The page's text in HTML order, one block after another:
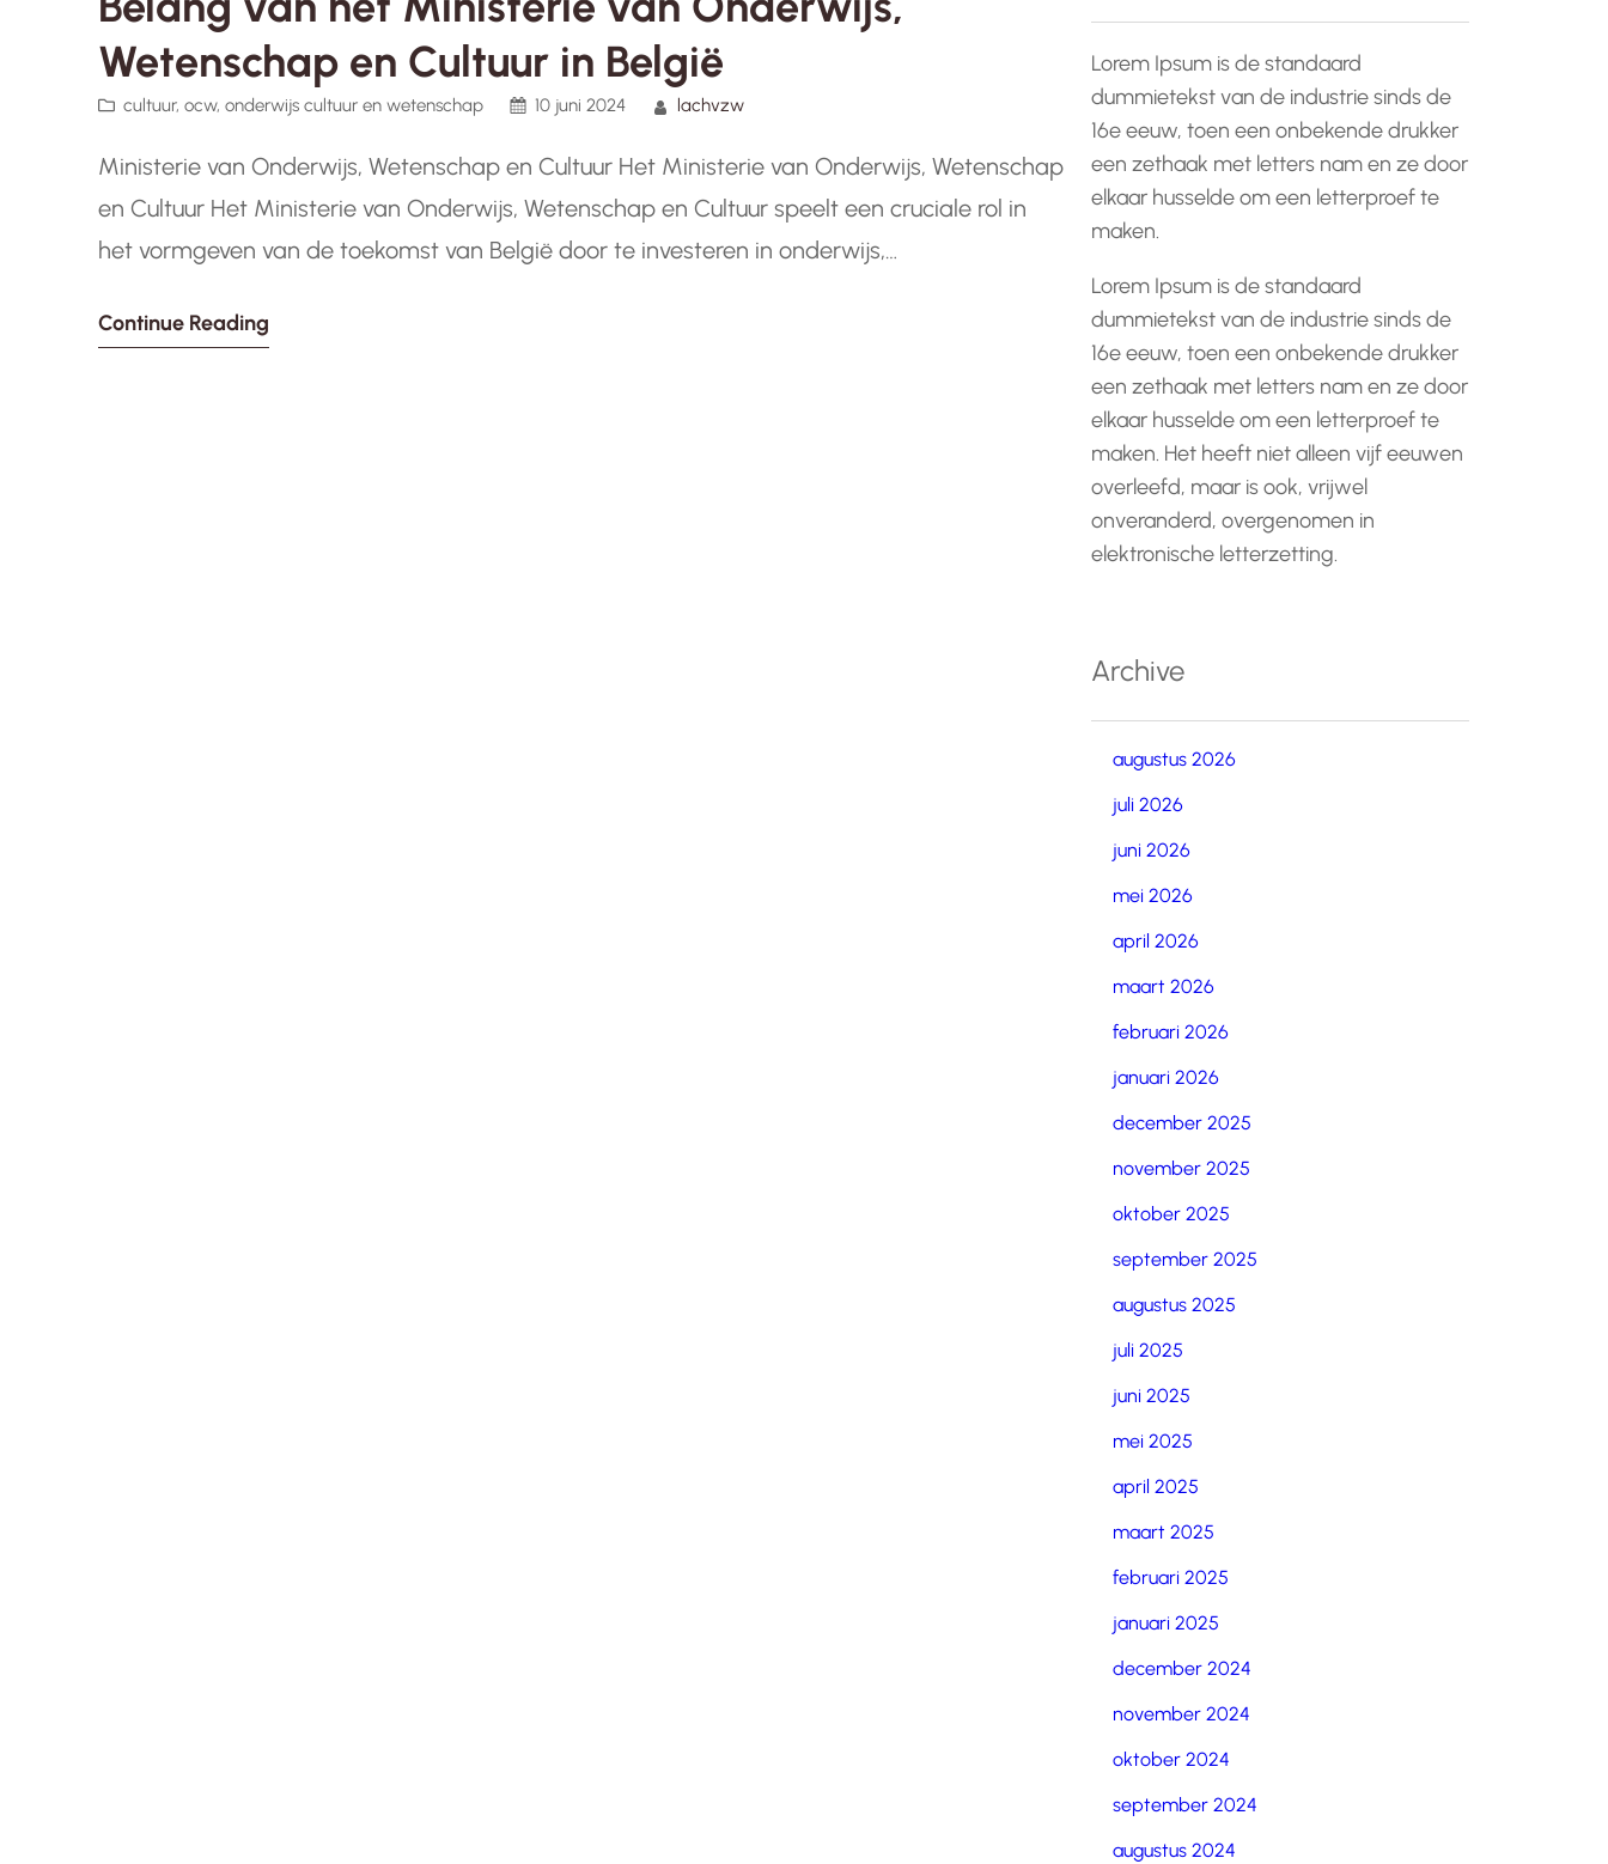
Wetenschap en Cultuur in België
cultuur, ocw, onderwijs cultuur en wetenschap 10 juni 2024 lachvzw
Ministerie van Onderwijs, Wetenschap en Cultuur Het Ministerie van Onderwijs, Wetenschap
en Cultuur Het Ministerie van Onderwijs, Wetenschap en Cultuur speelt een cruciale rol in
het vormgeven van de toekomst van België door te investeren in onderwijs,
dit ministerie belast met het bevorderen van…
Continue Reading
Lorem Ipsum is de standaard
dummietekst van de industrie sinds de
16e eeuw, toen een onbekende drukker
een zethaak met letters nam en ze door
elkaar husselde om een letterproef te
maken.
Lorem Ipsum is de standaard
dummietekst van de industrie sinds de
16e eeuw, toen een onbekende drukker
een zethaak met letters nam en ze door
elkaar husselde om een letterproef te
maken. Het heeft niet alleen vijf eeuwen
overleefd, maar is ook, vrijwel
onveranderd, overgenomen in
elektronische letterzetting.
Archive
augustus 2026
juli 2026
juni 2026
mei 2026
april 2026
maart 2026
februari 2026
januari 2026
december 2025
november 2025
oktober 2025
september 2025
augustus 2025
juli 2025
juni 2025
mei 2025
april 2025
maart 2025
februari 2025
januari 2025
december 2024
november 2024
oktober 2024
september 2024
augustus 2024